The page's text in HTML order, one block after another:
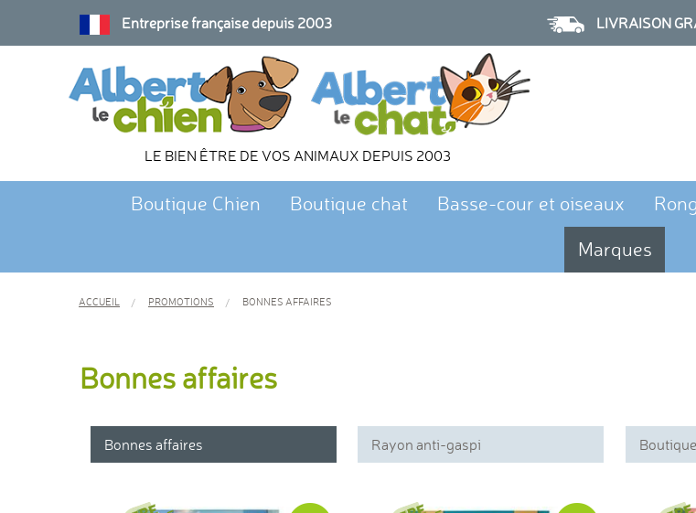
Entreprise française depuis 2003 LIVRAISON
LE BIEN ÊTRE DE VOS ANIMAUX DEPUIS 2003
Boutique Chien Boutique chat Basse-cour et oiseaux
Marques
ACCUEIL PROMOTIONS BONNES AFFAIRES
Bonnes affaires
Bonnes affaires Rayon anti-gaspi